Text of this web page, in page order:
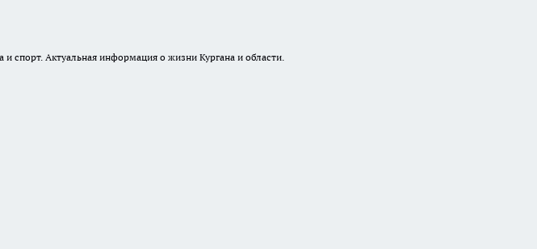
спорт. Актуальная информация о жизни Кургана и области.